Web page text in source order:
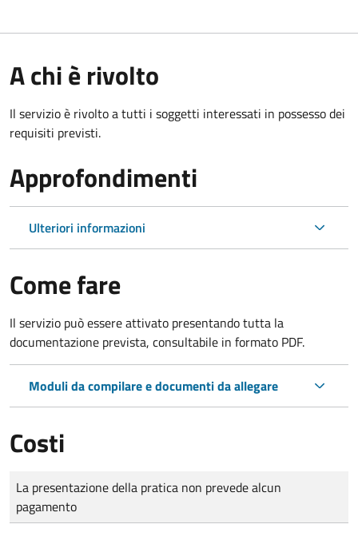
A chi è rivolto
Il servizio è rivolto a tutti i soggetti interessati in possesso dei
requisiti previsti.
Approfondimenti
Ulteriori informazioni
Come fare
Il servizio può essere attivato presentando tutta la
documentazione prevista, consultabile in formato PDF.
Moduli da compilare e documenti da allegare
Costi
Tipo di pagamento
Importo
La presentazione della pratica non prevede alcun
pagamento